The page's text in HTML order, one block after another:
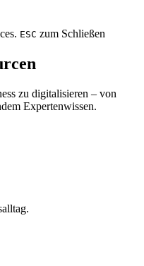
ESC zum Schließen
zu digitalisieren – von
Expertenwissen.